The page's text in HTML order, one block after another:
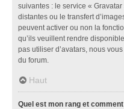
suivantes : le service «
distantes ou le transfert
peuvent activer ou non la
qu’ils veuillent rendre
pas utiliser d’avatars, nous
du forum.
Haut
Quel est mon rang et